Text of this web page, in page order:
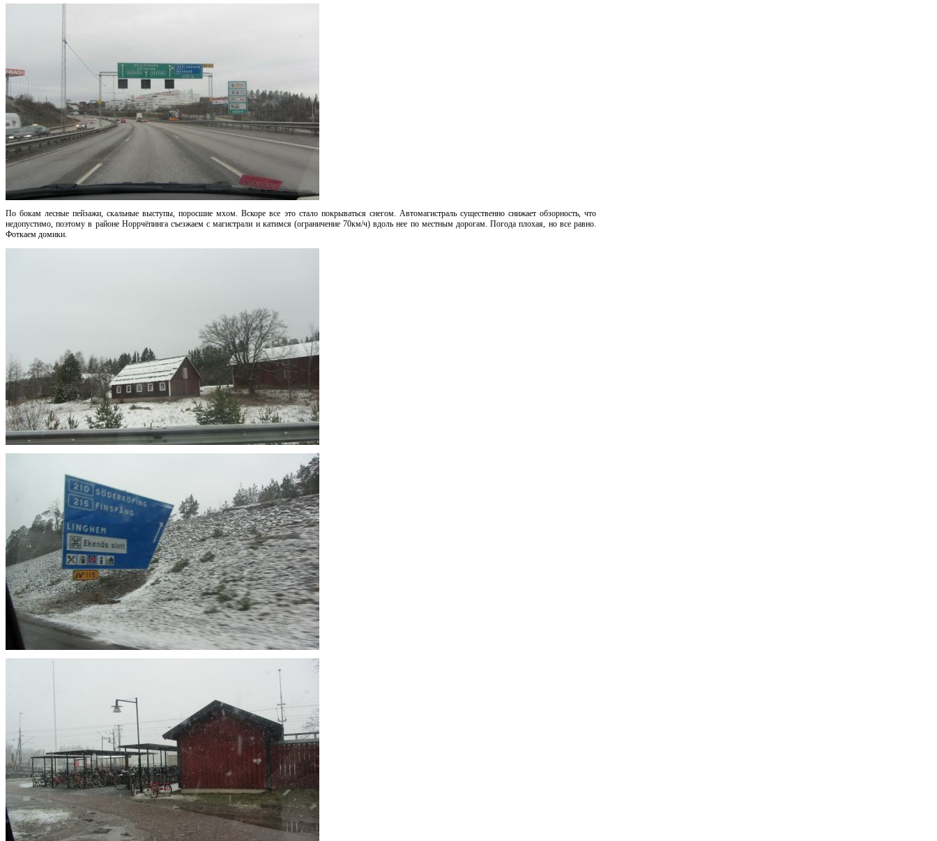
По бокам лесные пейзажи, скальные выступы, поросшие мхом. Вскоре все это стало покрываться снегом. Автомагистраль существенно снижает обзорность, что
недопустимо, поэтому в районе Норрчёпинга съезжаем с магистрали и катимся (ограничение 70км/ч) вдоль нее по местным дорогам. Погода плохая, но все равно.
Фоткаем домики.